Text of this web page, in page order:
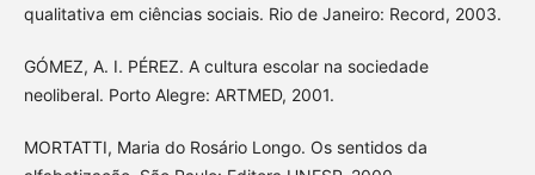
qualitativa em ciências sociais. Rio de Janeiro: Record, 2003.
GÓMEZ, A. I. PÉREZ. A cultura escolar na sociedade
neoliberal. Porto Alegre: ARTMED, 2001.
MORTATTI, Maria do Rosário Longo. Os sentidos da